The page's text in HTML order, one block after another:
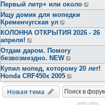
Первый литр+ или около
Ищу домик для мопедки
Кременчугская ул
КОЛОННА ОТКРЫТИЯ 2026 - 26
апреля!
Отдам даром. Помогу
безвозмездно. NEW
Купил мопед, которому 20 лет!
Honda CRF450x 2005
Новая тема